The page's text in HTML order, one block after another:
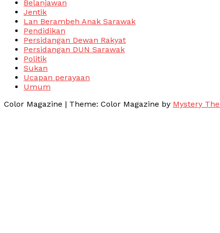
Belanjawan
Jentik
Lan Berambeh Anak Sarawak
Pendidikan
Persidangan Dewan Rakyat
Persidangan DUN Sarawak
Politik
Sukan
Ucapan perayaan
Umum
Color Magazine | Theme: Color Magazine by Mystery